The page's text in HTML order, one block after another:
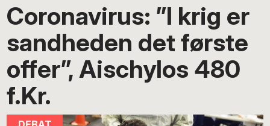
Coronavirus: ”I krig er
sandheden det første
offer”, Aischylos 480
f.Kr.